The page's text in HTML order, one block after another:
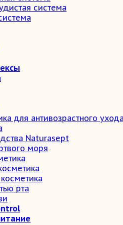
система
для антивозрастного
Naturasept
моря
рта